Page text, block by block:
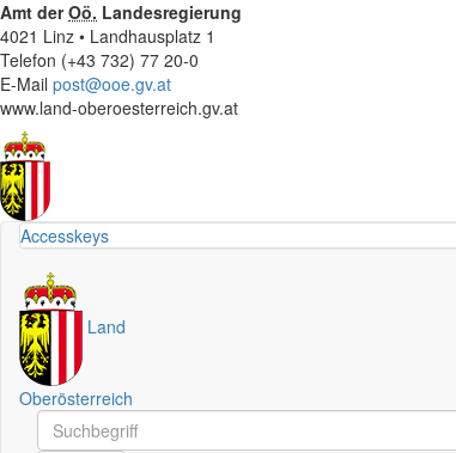
Amt derOö. Landesregierung
4021 Linz • Landhausplatz 1
Telefon (+43 732) 77 20-0
E-Mail post@ooe.gv.at
www.land-oberoesterreich.gv.at
Accesskeys
Land
Oberösterreich
Schnellsuche
Schnellsuche